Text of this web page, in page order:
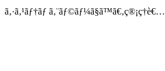
ã‚·ã‚¹ãƒ†ãƒ